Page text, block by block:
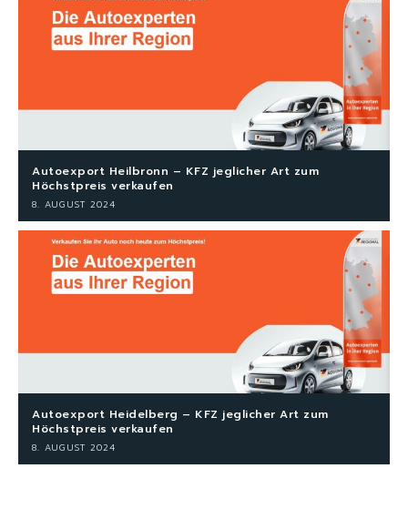
Autoexport Heilbronn – KFZ jeglicher Art zum
Höchstpreis verkaufen
8. AUGUST 2024
Autoexport Heidelberg – KFZ jeglicher Art zum
Höchstpreis verkaufen
8. AUGUST 2024